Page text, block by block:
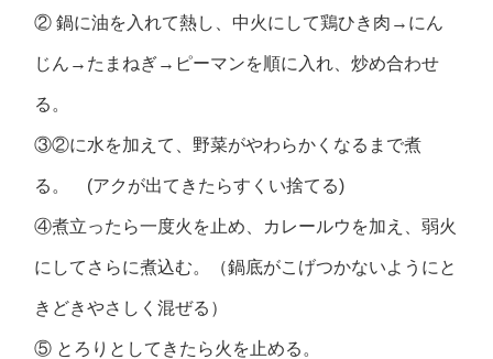
② 鍋に油を入れて熱し、中火にして鶏ひき肉→にん
じん→たまねぎ→ピーマンを順に入れ、炒め合わせ
る。
③②に水を加えて、野菜がやわらかくなるまで煮
る。 (アクが出てきたらすくい捨てる)
④煮立ったら一度火を止め、カレールウを加え、弱火
にしてさらに煮込む。（鍋底がこげつかないようにと
きどきやさしく混ぜる）
⑤ とろりとしてきたら火を止める。